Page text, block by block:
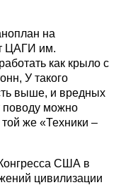
на
ЦАГИ им.
как крыло с
У такого
выше, и вредных
можно
же «Техники –
США в
цивилизации